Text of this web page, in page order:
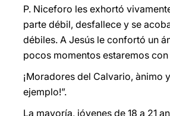
P. Niceforo les exhortó
parte débil, desfallece y se
débiles. A Jesús le confortó un
pocos momentos estaremos
¡Moradores del Calvario, ànimo
ejemplo!”.
La mayoría, jóvenes de 18 a 21